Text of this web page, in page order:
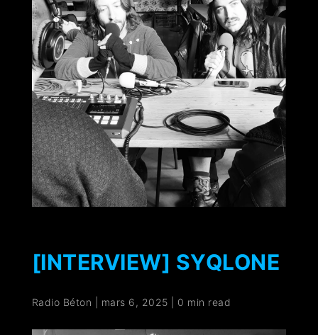
[INTERVIEW] SYQLONE
Radio Béton mars 6, 2025 0 min read